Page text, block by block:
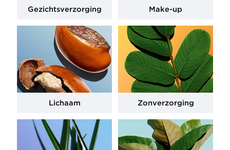
Gezichtsverzorging Make-up
Lichaam Zonverzorging